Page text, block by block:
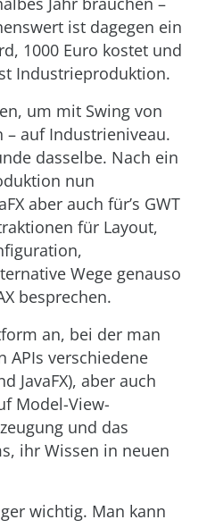
ist dagegen ein
1000 Euro kostet und
Industrieproduktion.
um mit Swing von
– auf Industrieniveau.
dasselbe. Nach ein
nun
aber auch für’s GWT
für Layout,
Wege genauso
besprechen.
an, bei der man
verschiedene
JavaFX), aber auch
Model-View-
und das
ihr Wissen in neuen
wichtig. Man kann